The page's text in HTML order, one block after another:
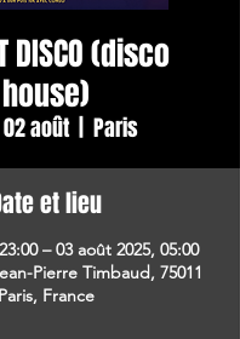
DISCO (disco
house)
août
  |
Paris
et lieu
– 03 août 2025, 05:00
Pierre Timbaud, 75011
Paris, France